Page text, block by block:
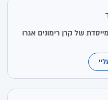
של קרן רימונים אגרו